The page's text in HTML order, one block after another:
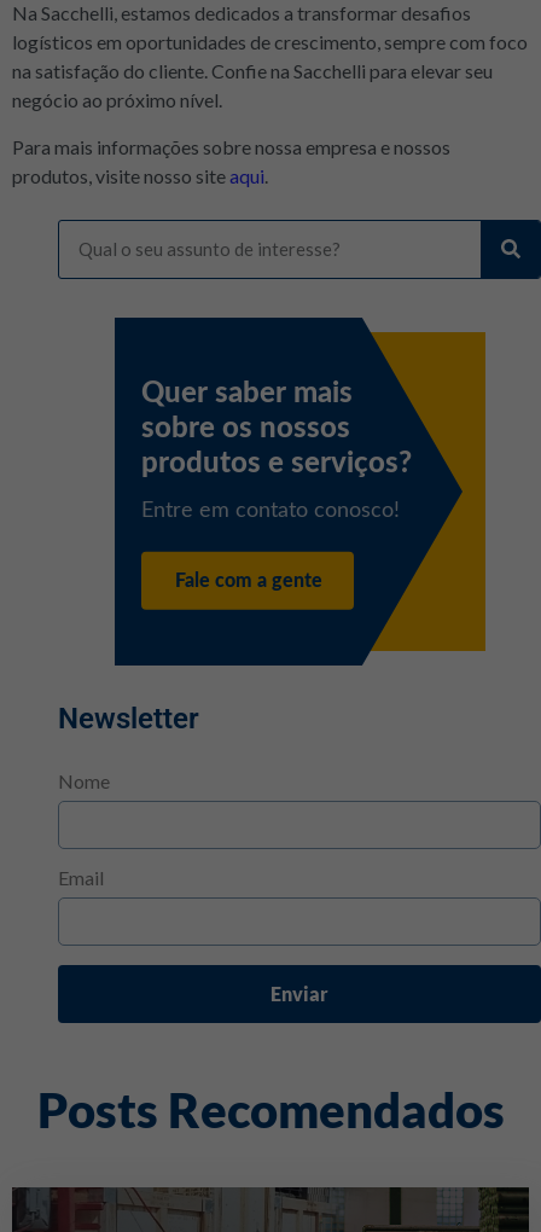
Na Sacchelli, estamos dedicados a transformar desafios
logísticos em oportunidades de crescimento, sempre com foco
na satisfação do cliente. Confie na Sacchelli para elevar seu
negócio ao próximo nível.
Para mais informações sobre nossa empresa e nossos
produtos, visite nosso siteaqui
Newsletter
Nome
Email
Enviar
Posts Recomendados